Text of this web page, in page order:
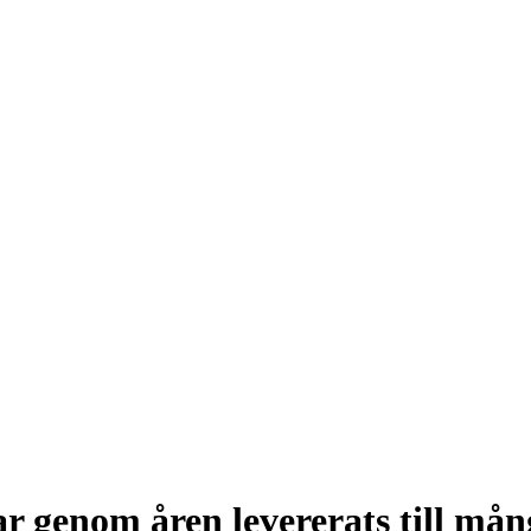
genom åren levererats till